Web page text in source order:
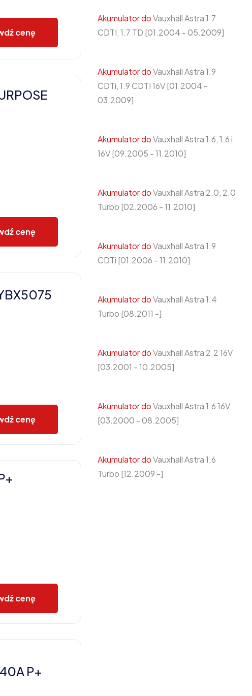
cenę
cenę
cenę
cenę
P+
Akumulator doVauxhall Astra 1.7
CDTI, 1.7 TD [01.2004 - 05.2009]
Akumulator doVauxhall Astra 1.9
CDTi, 1.9 CDTI 16V [01.2004 -
03.2009]
Akumulator doVauxhall Astra 1.6, 1.6 i
16V [09.2005 - 11.2010]
Akumulator doVauxhall Astra 2.0, 2.0
Turbo [02.2006 - 11.2010]
Akumulator doVauxhall Astra 1.9
CDTi [01.2006 - 11.2010]
Akumulator doVauxhall Astra 1.4
Turbo [08.2011 -]
Akumulator doVauxhall Astra 2.2 16V
[03.2001 - 10.2005]
Akumulator doVauxhall Astra 1.6 16V
[03.2000 - 08.2005]
Akumulator doVauxhall Astra 1.6
Turbo [12.2009 -]